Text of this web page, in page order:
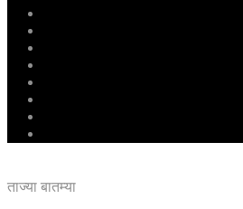
ताज्या बातम्या